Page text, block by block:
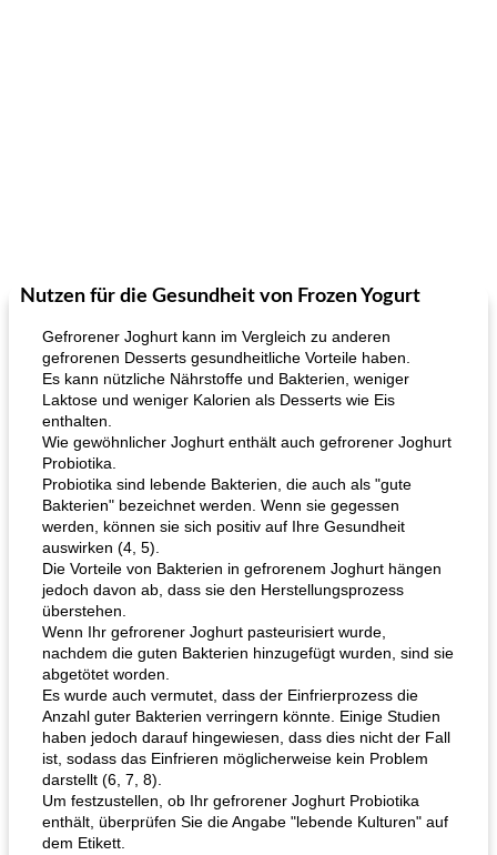
Nutzen für die Gesundheit von Frozen Yogurt
Gefrorener Joghurt kann im Vergleich zu anderen
gefrorenen Desserts gesundheitliche Vorteile haben.
Es kann nützliche Nährstoffe und Bakterien, weniger
Laktose und weniger Kalorien als Desserts wie Eis
enthalten.
Wie gewöhnlicher Joghurt enthält auch gefrorener Joghurt
Probiotika.
Probiotika sind lebende Bakterien, die auch als "gute
Bakterien" bezeichnet werden. Wenn sie gegessen
werden, können sie sich positiv auf Ihre Gesundheit
auswirken (4, 5).
Die Vorteile von Bakterien in gefrorenem Joghurt hängen
jedoch davon ab, dass sie den Herstellungsprozess
überstehen.
Wenn Ihr gefrorener Joghurt pasteurisiert wurde,
nachdem die guten Bakterien hinzugefügt wurden, sind sie
abgetötet worden.
Es wurde auch vermutet, dass der Einfrierprozess die
Anzahl guter Bakterien verringern könnte. Einige Studien
haben jedoch darauf hingewiesen, dass dies nicht der Fall
ist, sodass das Einfrieren möglicherweise kein Problem
darstellt (6, 7, 8).
Um festzustellen, ob Ihr gefrorener Joghurt Probiotika
enthält, überprüfen Sie die Angabe "lebende Kulturen" auf
dem Etikett.